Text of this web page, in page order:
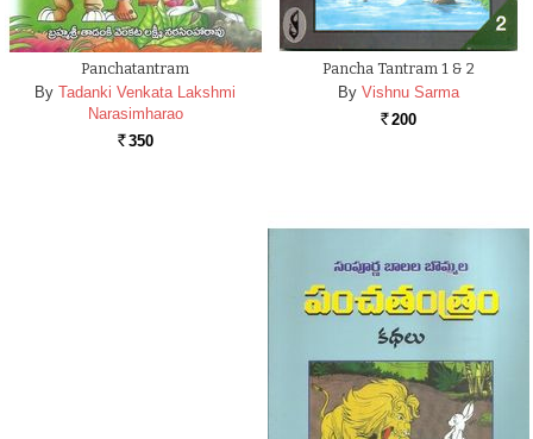
Panchatantram
By Tadanki Venkata Lakshmi
Narasimharao
Rs. 350
Pancha Tantram 1 & 2
By Vishnu Sarma
Rs. 200